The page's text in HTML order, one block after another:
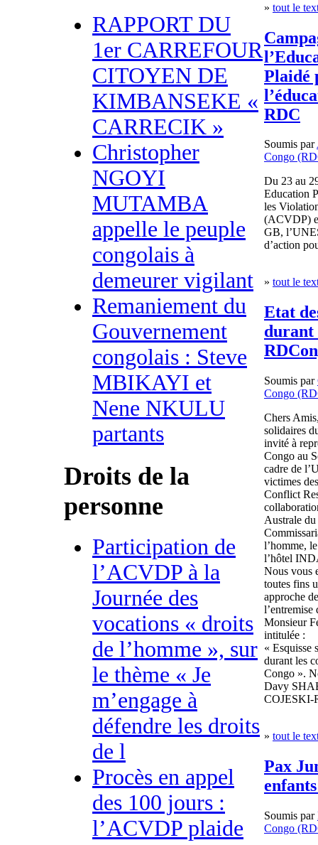
RAPPORT DU
1er CARREFOUR
CITOYEN DE
KIMBANSEKE «
CARRECIK »
Christopher
NGOYI
MUTAMBA
appelle le peuple
congolais à
demeurer vigilant
Remaniement du
Gouvernement
congolais : Steve
MBIKAYI et
Nene NKULU
partants
Droits de la
personne
Participation de
l’ACVDP à la
Journée des
vocations « droits
de l’homme », sur
le thème « Je
m’engage à
défendre les droits
de l
Procès en appel
des 100 jours :
l’ACVDP plaide
» tout le
Plaidé
RDC
Soumis par
Congo
Du 23 au
Education
les
(ACVDP)
GB,
d’action
» tout le
Etat
durant
Soumis par
Congo
Chers
solidaires
invité à
Congo au
cadre de
victimes
Conflict
Australe
l’homme,
l’hôtel
Nous vous
toutes fins
approche
Monsieur
intitulée :
« Esquisse
durant les
Congo ».
Davy
COJESKI-
» tout le
Pax
Soumis par
Congo